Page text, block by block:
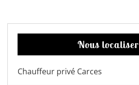
Nous localiser
Chauffeur privé Carces